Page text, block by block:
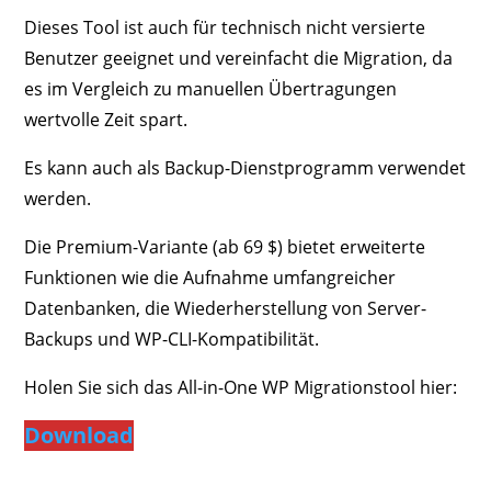
Dieses Tool ist auch für technisch nicht versierte
Benutzer geeignet und vereinfacht die Migration, da
es im Vergleich zu manuellen Übertragungen
wertvolle Zeit spart.
Es kann auch als Backup-Dienstprogramm verwendet
werden.
Die Premium-Variante (ab 69 $) bietet erweiterte
Funktionen wie die Aufnahme umfangreicher
Datenbanken, die Wiederherstellung von Server-
Backups und WP-CLI-Kompatibilität.
Holen Sie sich das All-in-One WP Migrationstool hier:
Download